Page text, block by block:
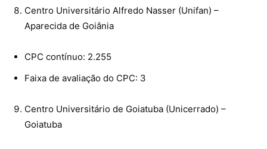
Centro Universitário Alfredo Nasser (Unifan) –
Aparecida de Goiânia
CPC contínuo: 2.255
Faixa de avaliação do CPC: 3
Centro Universitário de Goiatuba (Unicerrado) –
Goiatuba